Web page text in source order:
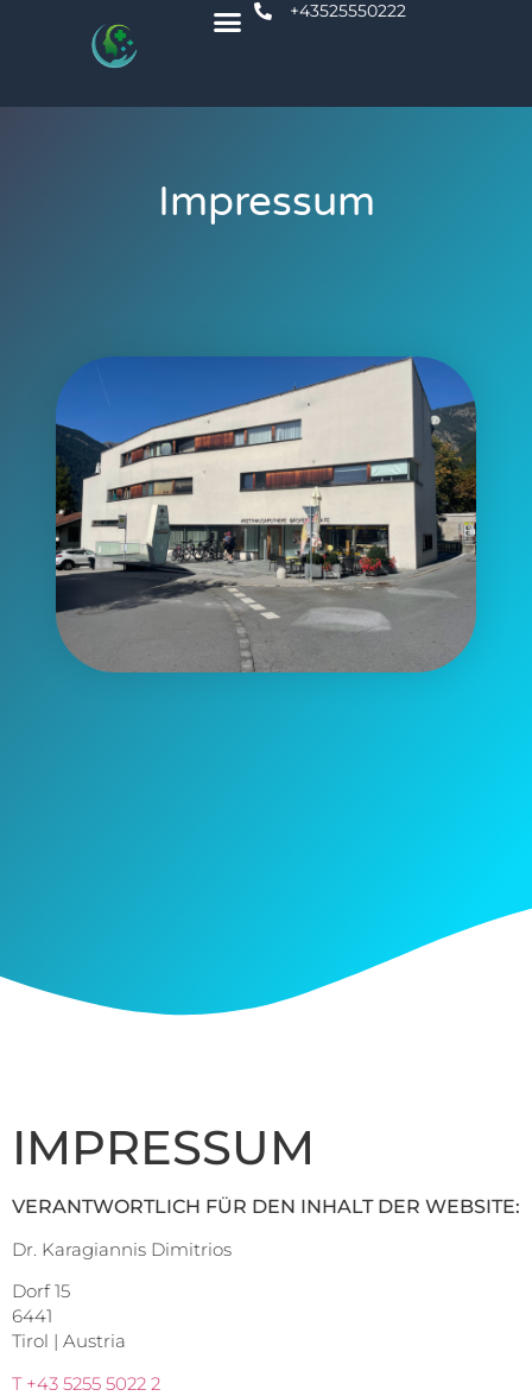
+43525550222
Impressum
IMPRESSUM
VERANTWORTLICH FÜR DEN INHALT DER WEBSITE:
Dr. Karagiannis Dimitrios
Dorf 15
6441
Tirol | Austria
T +43 5255 5022 2